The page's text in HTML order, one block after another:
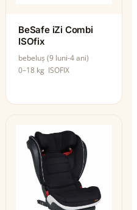
BeSafe iZi Combi
ISOfix
bebeluș (9 luni-4 ani)
0–18 kg ISOFIX